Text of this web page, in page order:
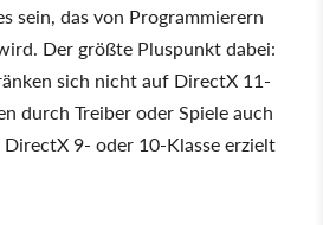
sein, das von Programmierern
Der größte Pluspunkt dabei:
sich nicht auf DirectX 11-
durch Treiber oder Spiele auch
9- oder 10-Klasse erzielt